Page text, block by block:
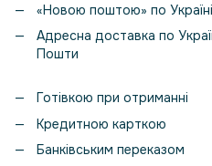
«Новою поштою» по
Адресна доставка по
Пошти
Готівкою при отриманні
Кредитною карткою
Банківським переказом